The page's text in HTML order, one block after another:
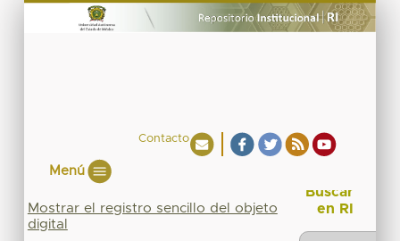
Contacto
Menú
Mostrar el registro sencillo del objeto
digital
Buscar
en RI